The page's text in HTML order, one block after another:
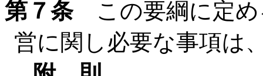
第７条この要綱に定め
営に関し必要な事項は